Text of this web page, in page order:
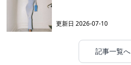
更新日2026-07-10
記事一覧へ